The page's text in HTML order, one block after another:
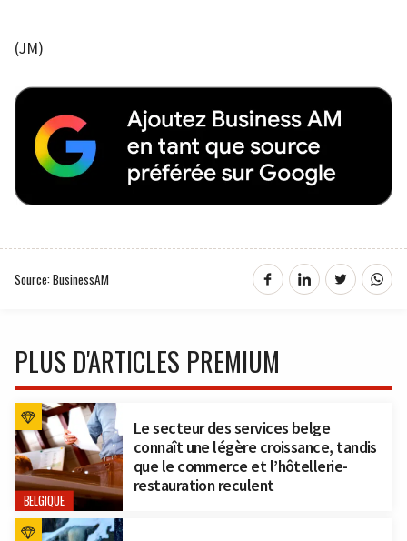
(JM)
Source: BusinessAM
PLUS D'ARTICLES PREMIUM
BELGIQUE
Le secteur des services belge
connaît une légère croissance, tandis
que le commerce et l’hôtellerie-
restauration reculent